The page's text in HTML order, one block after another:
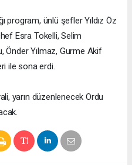
program, ünlü şefler Yıldız Öz
Esra Tokelli, Selim
Önder Yılmaz, Gurme Akif
ile sona erdi.
yarın düzenlenecek Ordu